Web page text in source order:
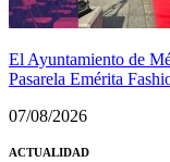
El Ayuntamiento de
Pasarela Emérita
07/08/2026
ACTUALIDAD